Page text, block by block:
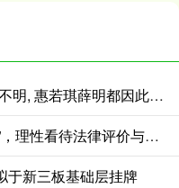
牛8速配 李盈莹心脏手术职业前景不明, 惠若琪薛明都因此退役, 女排需朱婷回归
捷希源 壹快评｜“LV身后空无一人”，理性看待法律评价与民意站队
于新三板基础层挂牌